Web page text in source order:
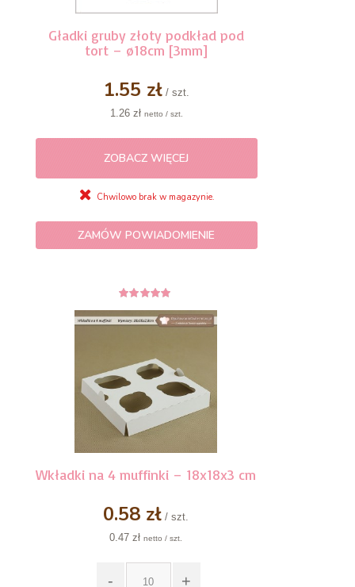
Gładki gruby złoty podkład pod
tort – ø18cm [3mm]
1.55 zł/ szt.
1.26 zł netto / szt.
ZOBACZ WIĘCEJ
Chwilowo brak w magazynie.
ZAMÓW POWIADOMIENIE
4.78z 5
Wkładki na 4 muffinki – 18x18x3 cm
0.58 zł/ szt.
0.47 zł netto / szt.